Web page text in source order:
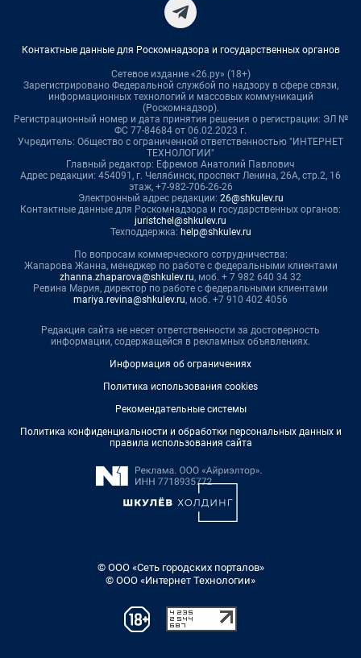
Контактные данные для Роскомнадзора и государственных органов
Сетевое издание «26.ру» (18+)
Зарегистрировано Федеральной службой по надзору в сфере связи,
информационных технологий и массовых коммуникаций
(Роскомнадзор).
Регистрационный номер и дата принятия решения о регистрации: ЭЛ №
ФС 77-84684 от 06.02.2023 г.
Учредитель: Общество с ограниченной ответственностью "ИНТЕРНЕТ
ТЕХНОЛОГИИ"
Главный редактор: Ефремов Анатолий Павлович
Адрес редакции: 454091, г. Челябинск, проспект Ленина, 26А, стр.2, 16
этаж, +7-982-706-26-26
Электронный адрес редакции: 26@shkulev.ru
Контактные данные для Роскомнадзора и государственных органов:
juristchel@shkulev.ru
Техподдержка: help@shkulev.ru
По вопросам коммерческого сотрудничества:
Жапарова Жанна, менеджер по работе с федеральными клиентами
zhanna.zhaparova@shkulev.ru, моб. + 7 982 640 34 32
Ревина Мария, директор по работе с федеральными клиентами
mariya.revina@shkulev.ru, моб. +7 910 402 4056
Редакция сайта не несет ответственности за достоверность
информации, содержащейся в рекламных объявлениях.
Информация об ограничениях
Политика использования cookies
Рекомендательные системы
Политика конфиденциальности и обработки персональных данных и
правила использования сайта
© ООО «Сеть городских порталов»
© ООО «Интернет Технологии»